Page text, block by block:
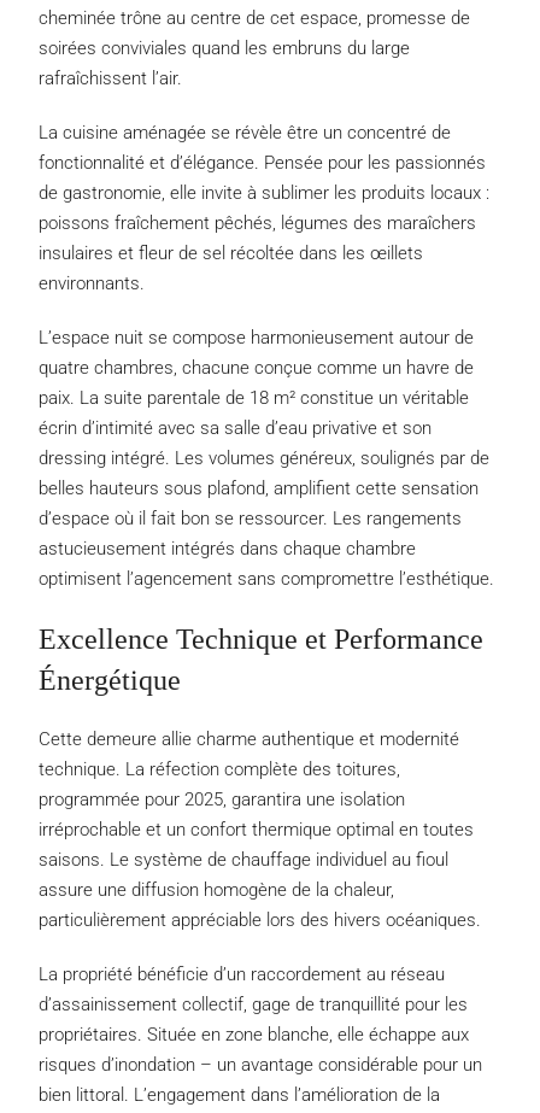
cheminée trône au centre de cet espace, promesse de
soirées conviviales quand les embruns du large
rafraîchissent l’air.
La cuisine aménagée se révèle être un concentré de
fonctionnalité et d’élégance. Pensée pour les passionnés
de gastronomie, elle invite à sublimer les produits locaux :
poissons fraîchement pêchés, légumes des maraîchers
insulaires et fleur de sel récoltée dans les œillets
environnants.
L’espace nuit se compose harmonieusement autour de
quatre chambres, chacune conçue comme un havre de
paix. La suite parentale de 18 m² constitue un véritable
écrin d’intimité avec sa salle d’eau privative et son
dressing intégré. Les volumes généreux, soulignés par de
belles hauteurs sous plafond, amplifient cette sensation
d’espace où il fait bon se ressourcer. Les rangements
astucieusement intégrés dans chaque chambre
optimisent l’agencement sans compromettre l’esthétique.
Excellence Technique et Performance
Énergétique
Cette demeure allie charme authentique et modernité
technique. La réfection complète des toitures,
programmée pour 2025, garantira une isolation
irréprochable et un confort thermique optimal en toutes
saisons. Le système de chauffage individuel au fioul
assure une diffusion homogène de la chaleur,
particulièrement appréciable lors des hivers océaniques.
La propriété bénéficie d’un raccordement au réseau
d’assainissement collectif, gage de tranquillité pour les
propriétaires. Située en zone blanche, elle échappe aux
risques d’inondation – un avantage considérable pour un
bien littoral. L’engagement dans l’amélioration de la